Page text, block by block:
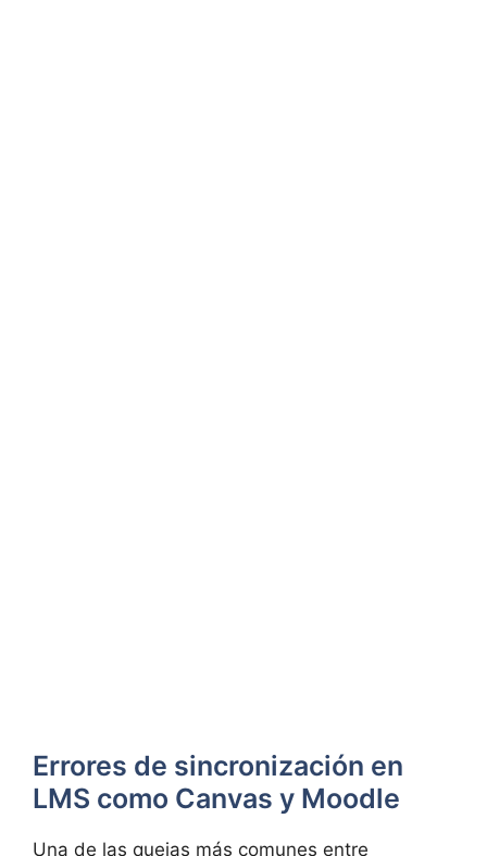
Errores de sincronización en
LMS como Canvas y Moodle
Una de las quejas más comunes entre